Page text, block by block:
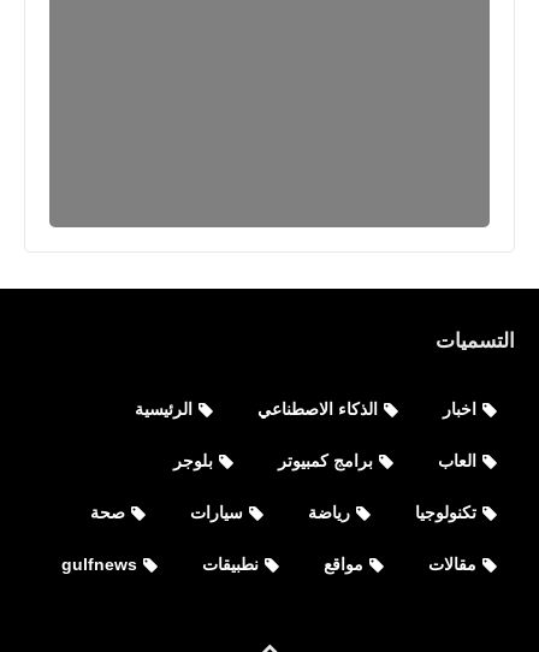
التسميات
اخبار الذكاء الاصطناعي الرئيسية
العاب برامج كمبيوتر بلوجر
تكنولوجيا رياضة سيارات صحة
مقالات مواقع نطبيقات gulfnews